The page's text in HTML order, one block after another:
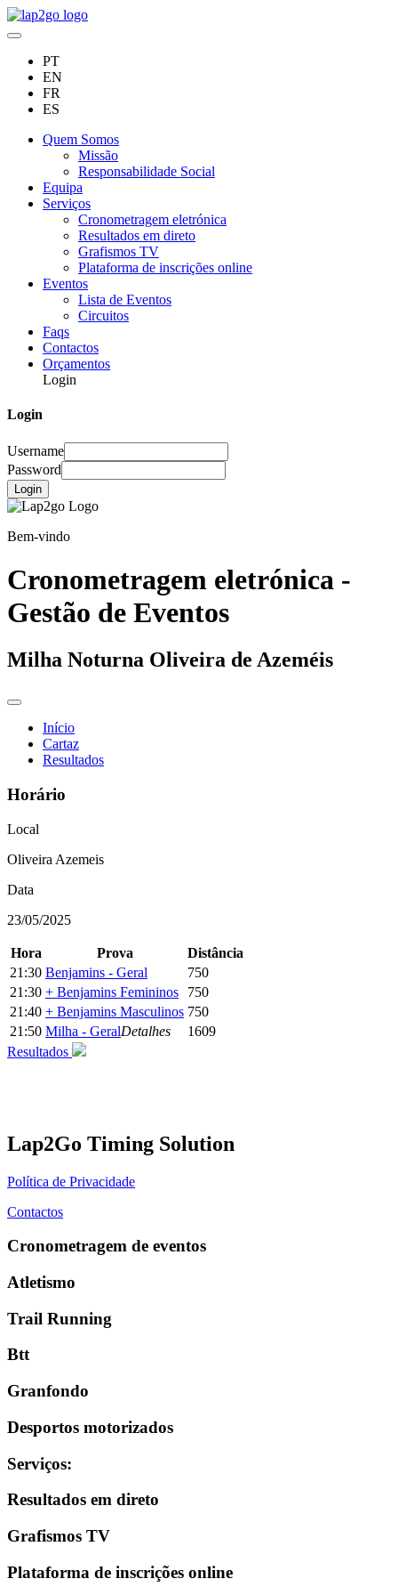
PT
EN
FR
ES
Quem Somos
Missão
Responsabilidade Social
Equipa
Serviços
Cronometragem eletrónica
Resultados em direto
Grafismos TV
Plataforma de inscrições online
Eventos
Lista de Eventos
Circuitos
Faqs
Contactos
Orçamentos
Login
Login
Username
Password
Login
Bem-vindo
Cronometragem eletrónica -
Gestão de Eventos
Milha Noturna Oliveira de Azeméis
Início
Cartaz
Resultados
Horário
Local
Oliveira Azemeis
Data
23/05/2025
Hora Prova
Distância
21:30 Benjamins - Geral
750
21:30 + Benjamins Femininos
750
21:40 + Benjamins Masculinos 750
21:50 Milha - GeralDetalhes
1609
Resultados
Lap2Go Timing Solution
Política de Privacidade
Contactos
Cronometragem de eventos
Atletismo
Trail Running
Btt
Granfondo
Desportos motorizados
Serviços:
Resultados em direto
Grafismos TV
Plataforma de inscrições online